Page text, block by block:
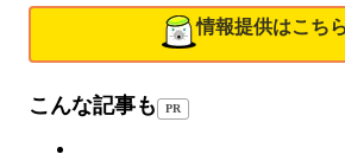
情報提供はこちら
こんな記事も PR